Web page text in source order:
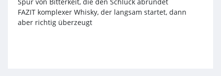
FAZIT komplexer Whisky, der langsam startet, dann
aber richtig überzeugt